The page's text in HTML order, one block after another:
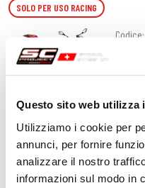
Questo sito web utilizza
Utilizziamo i cookie per
annunci, per fornire
analizzare il nostro
informazioni sul modo in
SOLO PER USO RACING
Codice:
1.050,00 CHF
SOLO PER USO RACING